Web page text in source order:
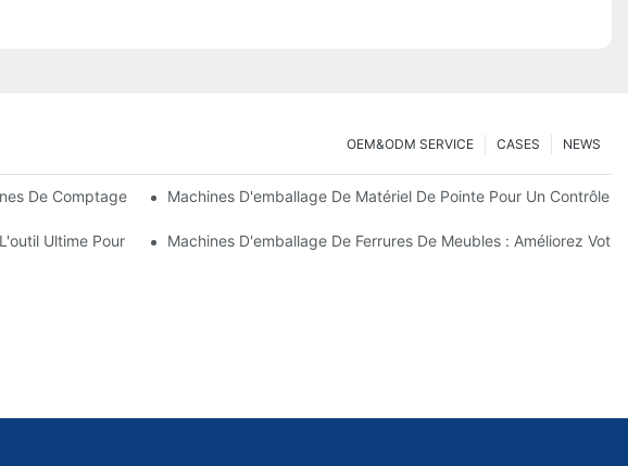
NEWS
CASES
OEM&ODM SERVICE
De Comptage De MatérielMachines D'emballage De Matériel De Pointe Pour Un Contrôle
Ultime Pour Un Emballage EfficaceMachines D'emballage De Ferrures De Meubles : Améliorez